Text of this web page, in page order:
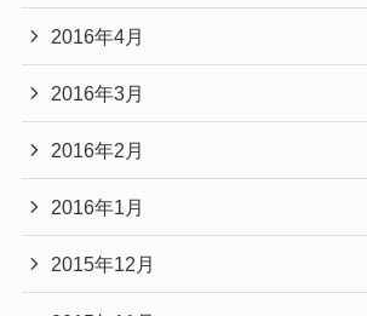
2016年4月
2016年3月
2016年2月
2016年1月
2015年12月